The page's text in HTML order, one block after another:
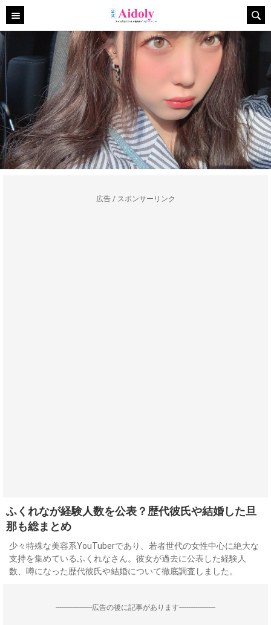
広告 / スポンサーリンク
ふくれなが経験人数を公表？歴代彼氏や結婚した旦
那も総まとめ
少々特殊な美容系YouTuberであり、若者世代の女性中心に絶大な
支持を集めているふくれなさん。彼女が過去に公表した経験人
数、噂になった歴代彼氏や結婚について徹底調査しました。
--------------------広告の後に記事があります--------------------